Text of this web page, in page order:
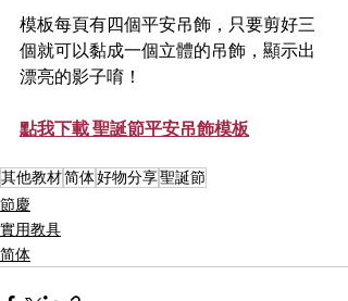
模板每頁有四個平安吊飾，只要剪好三
個就可以黏成一個立體的吊飾，顯示出
漂亮的影子唷！
點我下載 聖誕節平安吊飾模板
其他教材简体好物分享聖誕節
節慶
實用教具
简体